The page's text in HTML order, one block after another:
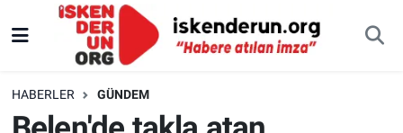
HABERLER GÜNDEM